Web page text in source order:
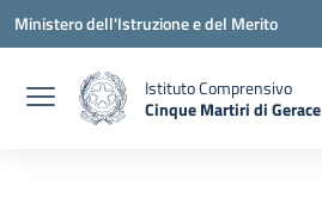
Vai ai contenuti
Vai al menu di navigazione
Vai al footer
Ministero dell'Istruzione e del Merito
Istituto Comprensivo
Cinque Martiri di Gerace